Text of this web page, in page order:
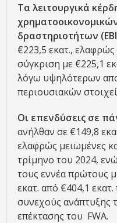
Τα λειτουργικά
δραστηριοτήτων
€223,5 εκατ.,
σύγκριση με €225,1
λόγω υψηλότερων
περιουσιακών
Οι επενδύσεις σε
ανήλθαν σε €149,8
ελαφρώς μειωμένες
τρίμηνο του 2024,
τους εννέα πρώτους
εκατ. από €404,1
συνεχούς ανάπτυξης
επέκτασης του FWA.